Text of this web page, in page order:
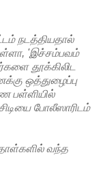
நடத்தியதால்
'இச்சம்பவம்
தூக்கிலிட
ஒத்துழைப்பு
பள்ளியில்
போலீஸாரிடம்
வந்த